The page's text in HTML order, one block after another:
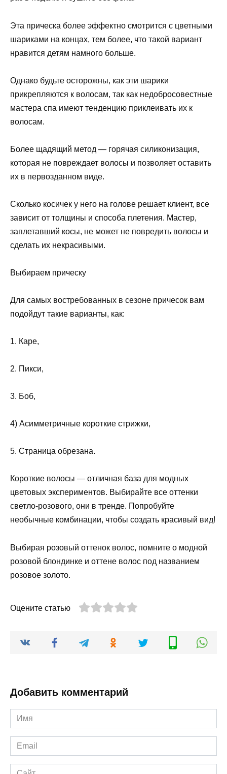
Эта прическа более эффектно смотрится с цветными
шариками на концах, тем более, что такой вариант
нравится детям намного больше.
Однако будьте осторожны, как эти шарики
прикрепляются к волосам, так как недобросовестные
мастера спа имеют тенденцию приклеивать их к
волосам.
Более щадящий метод — горячая силиконизация,
которая не повреждает волосы и позволяет оставить
их в первозданном виде.
Сколько косичек у него на голове решает клиент, все
зависит от толщины и способа плетения. Мастер,
заплетавший косы, не может не повредить волосы и
сделать их некрасивыми.
Выбираем прическу
Для самых востребованных в сезоне причесок вам
подойдут такие варианты, как:
1. Каре,
2. Пикси,
3. Боб,
4) Асимметричные короткие стрижки,
5. Страница обрезана.
Короткие волосы — отличная база для модных
цветовых экспериментов. Выбирайте все оттенки
светло-розового, они в тренде. Попробуйте
необычные комбинации, чтобы создать красивый вид!
Выбирая розовый оттенок волос, помните о модной
розовой блондинке и оттене волос под названием
розовое золото.
Оцените статью
Добавить комментарий
Имя
*
Email
*
Сайт